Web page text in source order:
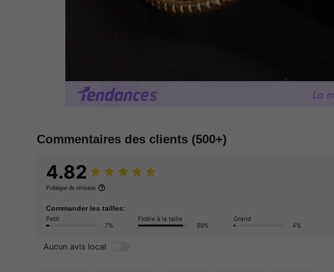
Commentaires des clients (500+)
4.82
Politique de révision
Commander les tailles:
Petit
7%
Fidèle à la taille
89%
Grand
4%
Aucun avis local